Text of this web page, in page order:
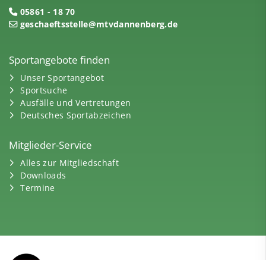
05861 - 18 70
geschaeftsstelle@mtvdannenberg.de
Sportangebote finden
Unser Sportangebot
Sportsuche
Ausfälle und Vertretungen
Deutsches Sportabzeichen
Mitglieder-Service
Alles zur Mitgliedschaft
Downloads
Termine